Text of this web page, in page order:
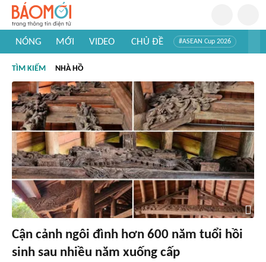
NÓNG MỚI VIDEO CHỦ ĐỀ #ASEAN Cup 2026
#Khám phá thế giới
TÌM KIẾM NHÀ HỒ
Cận cảnh ngôi đình hơn 600 năm tuổi hồi
sinh sau nhiều năm xuống cấp